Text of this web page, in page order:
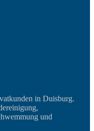
in Duisburg.
und